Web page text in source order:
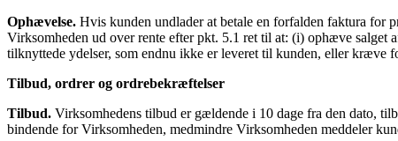
Ophævelse. Hvis kunden undlader at betale en forfalden faktura for
Virksomheden ud over rente efter pkt. 5.1 ret til at: (i) ophæve salget
tilknyttede ydelser, som endnu ikke er leveret til kunden, eller kræve
Tilbud, ordrer og ordrebekræftelser
Tilbud. Virksomhedens tilbud er gældende i 10 dage fra den dato,
bindende for Virksomheden, medmindre Virksomheden meddeler